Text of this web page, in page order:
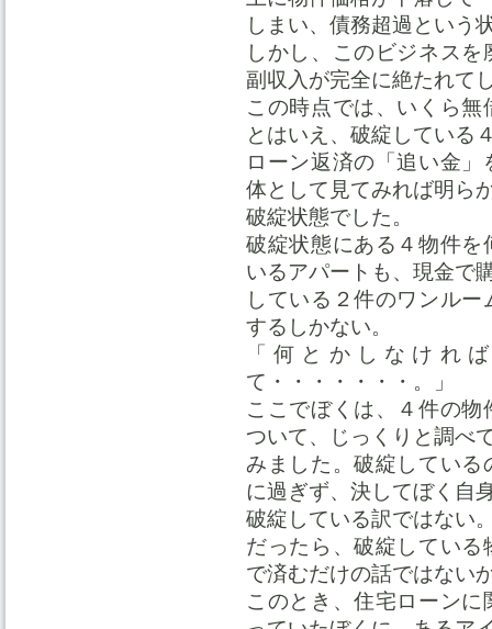
しまい、債務超過という
しかし、このビジネス
副収入が完全に絶たれて
この時点では、いくら
とはいえ、破綻している
ローン返済の「追い金
体として見てみれば明ら
破綻状態でした。
破綻状態にある４物件
いるアパートも、現金で
している２件のワンル
するしかない。
「何とかしなけれ
て・・・・・・・。」
ここでぼくは、４件の
ついて、じっくりと調べ
みました。破綻してい
に過ぎず、決してぼく自
破綻している訳ではない
だったら、破綻してい
で済むだけの話ではない
このとき、住宅ローン